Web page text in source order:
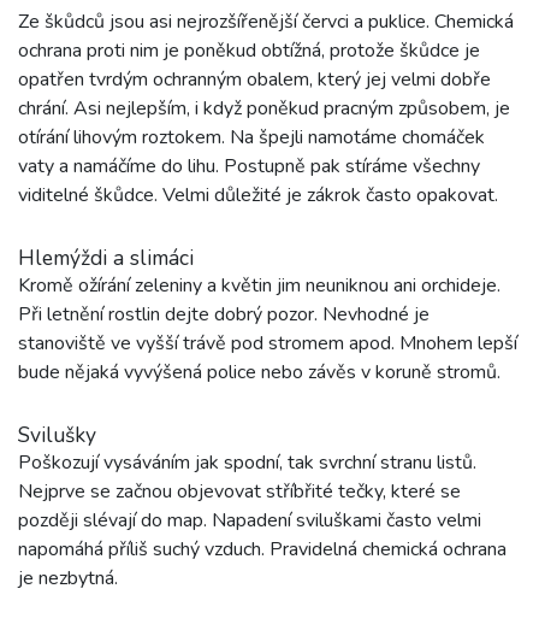
Ze škůdců jsou asi nejrozšířenější červci a puklice. Chemická
ochrana proti nim je poněkud obtížná, protože škůdce je
opatřen tvrdým ochranným obalem, který jej velmi dobře
chrání. Asi nejlepším, i když poněkud pracným způsobem, je
otírání lihovým roztokem. Na špejli namotáme chomáček
vaty a namáčíme do lihu. Postupně pak stíráme všechny
viditelné škůdce. Velmi důležité je zákrok často opakovat.
Hlemýždi a slimáci
Kromě ožírání zeleniny a květin jim neuniknou ani orchideje.
Při letnění rostlin dejte dobrý pozor. Nevhodné je
stanoviště ve vyšší trávě pod stromem apod. Mnohem lepší
bude nějaká vyvýšená police nebo závěs v koruně stromů.
Svilušky
Poškozují vysáváním jak spodní, tak svrchní stranu listů.
Nejprve se začnou objevovat stříbřité tečky, které se
později slévají do map. Napadení sviluškami často velmi
napomáhá příliš suchý vzduch. Pravidelná chemická ochrana
je nezbytná.